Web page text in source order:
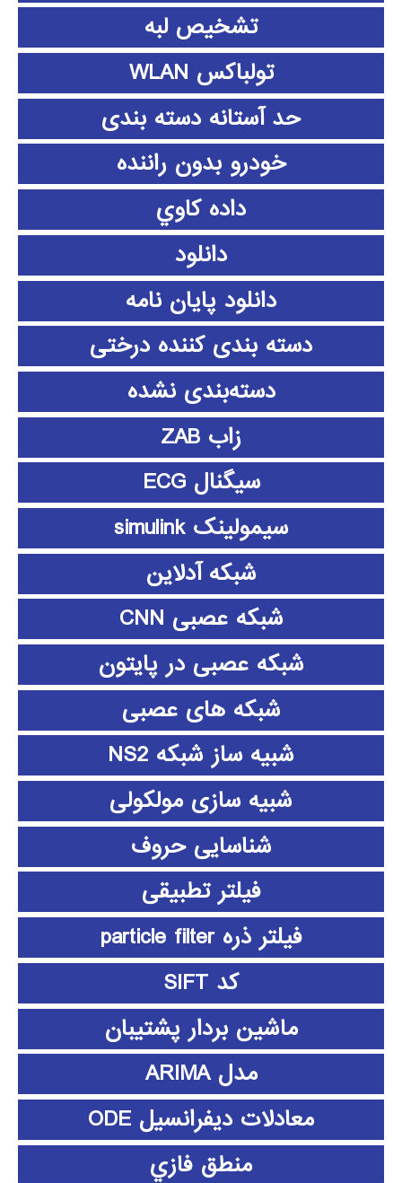
تشخیص لبه
تولباکس WLAN
حد آستانه دسته بندی
خودرو بدون راننده
داده كاوي
دانلود
دانلود پايان نامه
دسته بندی کننده درختی
دسته‌بندی نشده
زاب ZAB
سیگنال ECG
سیمولینک simulink
شبکه آدلاین
شبکه عصبی CNN
شبکه عصبی در پایتون
شبکه های عصبی
شبیه ساز شبکه NS2
شبیه سازی مولکولی
شناسایی حروف
فیلتر تطبیقی
فیلتر ذره particle filter
کد SIFT
ماشین بردار پشتیبان
مدل ARIMA
معادلات دیفرانسیل ODE
منطق فازي